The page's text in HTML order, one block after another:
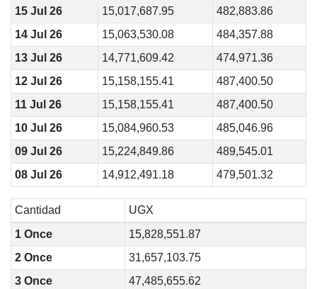
15 Jul 26
15,017,687.95
482,883.86
14 Jul 26
15,063,530.08
484,357.88
13 Jul 26
14,771,609.42
474,971.36
12 Jul 26
15,158,155.41
487,400.50
11 Jul 26
15,158,155.41
487,400.50
10 Jul 26
15,084,960.53
485,046.96
09 Jul 26
15,224,849.86
489,545.01
08 Jul 26
14,912,491.18 479,501.32
Cantidad
UGX
1 Once
15,828,551.87
2 Once
31,657,103.75
3 Once
47,485,655.62